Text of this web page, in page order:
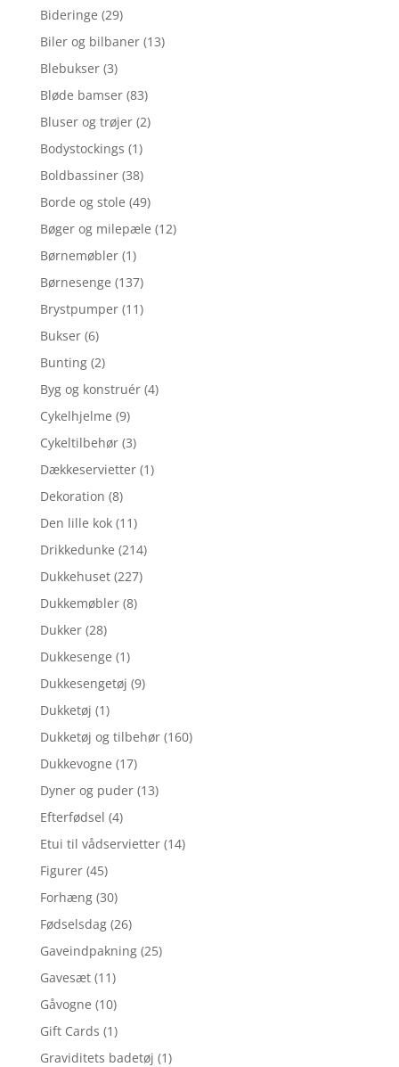
Bideringe (29)
Biler og bilbaner (13)
Blebukser (3)
Bløde bamser (83)
Bluser og trøjer (2)
Bodystockings (1)
Boldbassiner (38)
Borde og stole (49)
Bøger og milepæle (12)
Børnemøbler (1)
Børnesenge (137)
Brystpumper (11)
Bukser (6)
Bunting (2)
Byg og konstruér (4)
Cykelhjelme (9)
Cykeltilbehør (3)
Dækkeservietter (1)
Dekoration (8)
Den lille kok (11)
Drikkedunke (214)
Dukkehuset (227)
Dukkemøbler (8)
Dukker (28)
Dukkesenge (1)
Dukkesengetøj (9)
Dukketøj (1)
Dukketøj og tilbehør (160)
Dukkevogne (17)
Dyner og puder (13)
Efterfødsel (4)
Etui til vådservietter (14)
Figurer (45)
Forhæng (30)
Fødselsdag (26)
Gaveindpakning (25)
Gavesæt (11)
Gåvogne (10)
Gift Cards (1)
Graviditets badetøj (1)